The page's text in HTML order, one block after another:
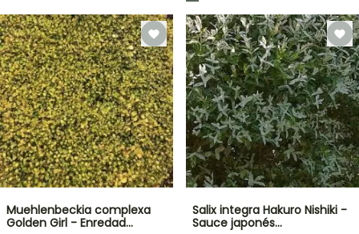
Muehlenbeckia complexa
Golden Girl - Enredad…
Salix integra Hakuro Nishiki -
Sauce japonés…